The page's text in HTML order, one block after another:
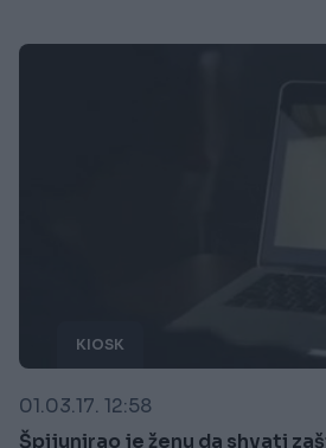
KIOSK
01.03.17. 12:58
Špijunirao je ženu da shvati